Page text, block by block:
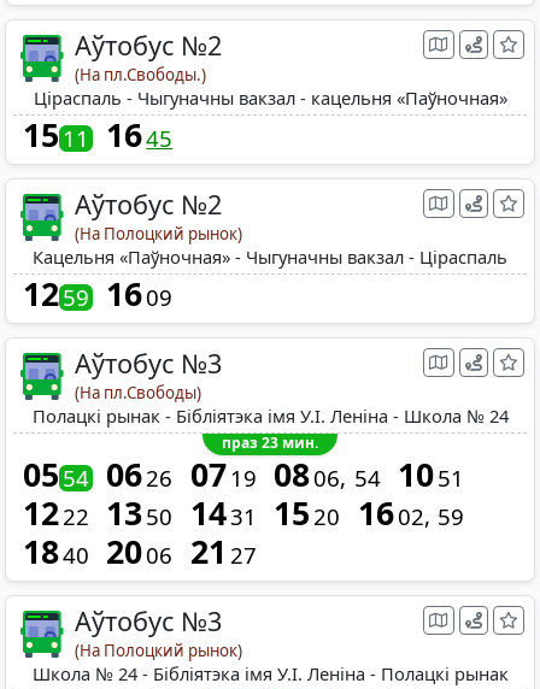
Аўтобус №2
(На пл.Свободы.)
Ціраспаль - Чыгуначны вакзал - кацельня «Паўночная»
1511 1645
Аўтобус №2
(На Полоцкий рынок)
Кацельня «Паўночная» - Чыгуначны вакзал - Ціраспаль
1259 1609
Аўтобус №3
(На пл.Свободы)
Полацкі рынак - Бібліятэка імя У.І. Леніна - Школа № 24
праз 23 мин.
0554 0626 07 19 0806 54 1051
1222 1350 1431 1520 1602 59
1840 2006 21 27
Аўтобус №3
(На Полоцкий рынок)
Школа № 24 - Бібліятэка імя У.І. Леніна - Полацкі рынак